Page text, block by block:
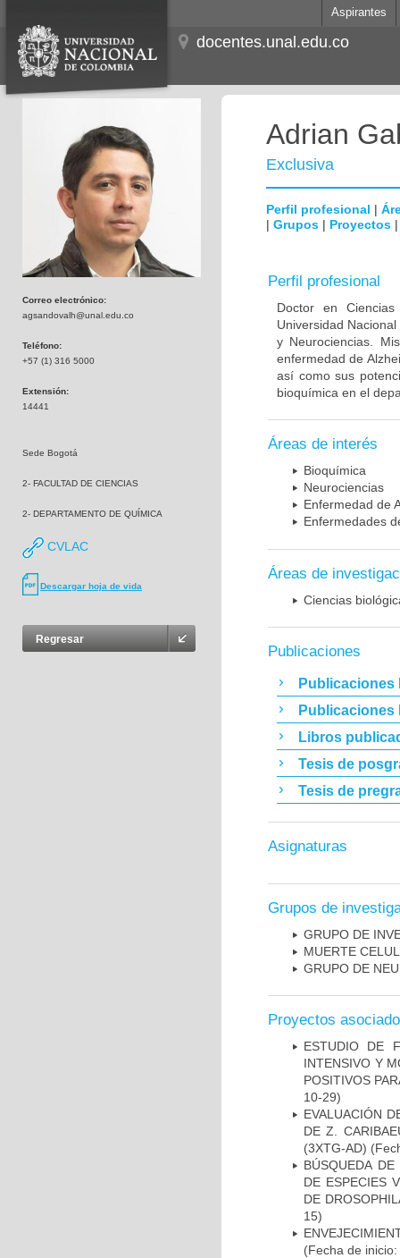
Aspirantes
docentes.unal.edu.co
Correo electrónico:
agsandovalh@unal.edu.co
Teléfono:
+57 (1) 316 5000
Extensión:
14441
Sede Bogotá
2- FACULTAD DE CIENCIAS
2- DEPARTAMENTO DE QUÍMICA
CVLAC
Descargar hoja de vida
Regresar
Adrian
Exclusiva
Perfil profesional |
| Grupos | Proyectos
Perfil profesional
Doctor en
Universidad
y Neurociencias.
enfermedad de
así como sus
bioquímica en el
Áreas de interés
Bioquímica
Neurociencias
Enfermedad de
Enfermedades
Áreas de
Ciencias
Publicaciones
Publicaciones
Publicaciones
Libros
Tesis de
Tesis de
Asignaturas
Grupos de
GRUPO DE
MUERTE
GRUPO DE
Proyectos
ESTUDIO DE
INTENSIVO Y
POSITIVOS
10-29)
EVALUACIÓN
DE Z.
(3XTG-AD)
BÚSQUEDA
DE ESPECIES
DE
15)
(Fecha de